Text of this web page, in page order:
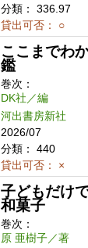
分類：
336.97
貸出可否：
○
ここまでわ
鑑
巻次：
DK社／編
河出書房新社
2026/07
分類：
440
貸出可否：
×
子どもだけ
和菓子
巻次：
原 亜樹子／著